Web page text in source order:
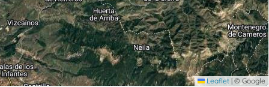
Leaflet | © Google